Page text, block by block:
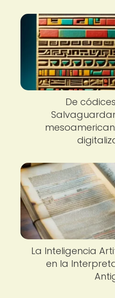
De
La Inteligencia
en la